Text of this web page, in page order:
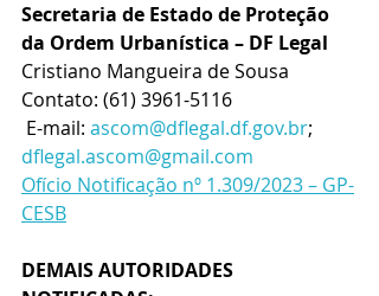
Secretaria de Estado de Proteção
da Ordem Urbanística – DF Legal
Cristiano Mangueira de Sousa
Contato: (61) 3961-5116
E-mail: ascom@dflegal.df.gov.br;
dflegal.ascom@gmail.com
Ofício Notificação nº 1.309/2023 – GP-
CESB
DEMAIS AUTORIDADES